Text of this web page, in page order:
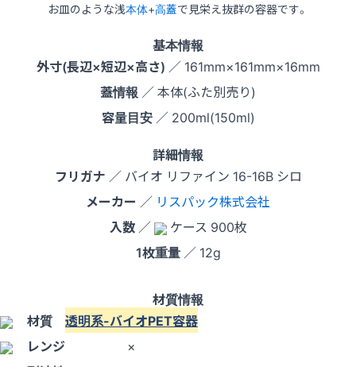
お皿のような浅本体+高蓋で見栄え抜群の容器です。
基本情報
外寸(長辺×短辺×高さ) ／ 161mm×161mm×16mm
蓋情報 ／ 本体(ふた別売り)
容量目安／ 200ml(150ml)
詳細情報
フリガナ ／ バイオ リファイン 16-16B シロ
メーカー ／ リスパック株式会社
入数／
ケース 900枚
1枚重量／ 12g
材質情報
材質 透明系-バイオPET容器
レンジ
×